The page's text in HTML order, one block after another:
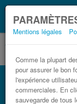
Mentions légales
Comme la plupart
pour assurer le bon
l'expérience
commerciales. En
sauvegarde de tous
Coronavirus
savoir, lorsque
Bus
Trouvez